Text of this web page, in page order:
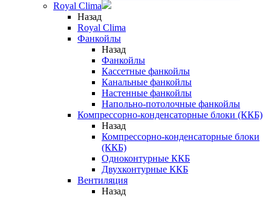
Royal Clima
Назад
Royal Clima
Фанкойлы
Назад
Фанкойлы
Кассетные фанкойлы
Канальные фанкойлы
Настенные фанкойлы
Напольно-потолочные фанкойлы
Компрессорно-конденсаторные блоки (ККБ)
Назад
Компрессорно-конденсаторные блоки
(ККБ)
Одноконтурные ККБ
Двухконтурные ККБ
Вентиляция
Назад